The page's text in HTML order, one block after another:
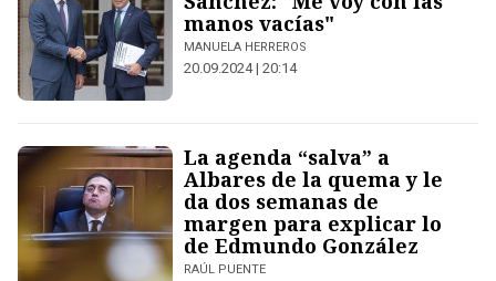
manos vacías"
MANUELA HERREROS
20.09.2024 | 20:14
La agenda “salva” a
Albares de la quema y le
da dos semanas de
margen para explicar lo
de Edmundo González
RAÚL PUENTE